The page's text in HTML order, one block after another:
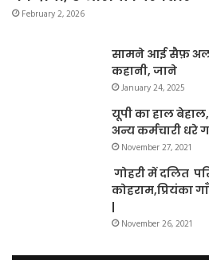
February 2, 2026
सामने आई सैफ़
कहानी, जाने
January 24, 2025
यूपी का हाल
अन्य कर्मचारी धरे
November 27, 2021
गोहरी में दलित
कोहराम,प्रियंका
|
November 26, 2021